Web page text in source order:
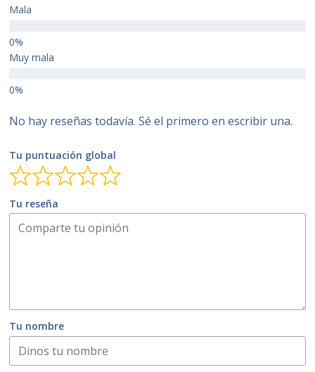
Mala
Muy mala
No hay reseñas todavía. Sé el primero en escribir una.
Tu puntuación global
Tu reseña
Tu nombre